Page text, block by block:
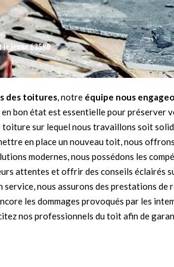
des toitures , notre équipe nous
bon état est essentielle pour préserver
toiture sur lequel nous travaillons soit
en place un nouveau toit, nous
modernes, nous possédons les
attentes et offrir des conseils éclairés
service, nous assurons des prestations
les dommages provoqués par les
nos professionnels du toit afin de